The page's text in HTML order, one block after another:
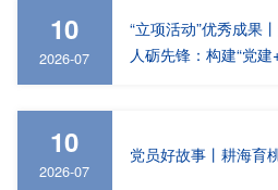
10
2026-07
“立项活动”优秀成果
人砺先锋：构建“党
10
2026-07
党员好故事丨耕海育